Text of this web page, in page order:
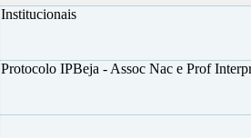
Institucionais
Protocolo IPBeja - Assoc Nac e Prof